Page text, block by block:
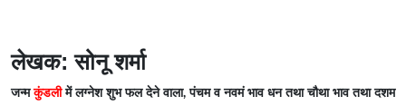
लेखक: सोनू शर्मा
जन्मकुंडलीमें लग्नेश शुभ फल देने वाला, पंचम व नवमं भाव धन तथा चौथा भाव तथा दशम